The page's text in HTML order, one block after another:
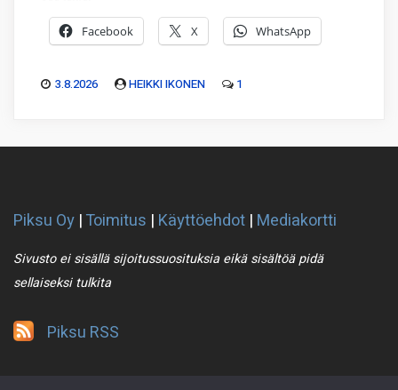
Facebook X WhatsApp
3.8.2026 HEIKKI IKONEN 1
Piksu Oy |Toimitus | Käyttöehdot | Mediakortti
Sivusto ei sisällä sijoitussuosituksia eikä sisältöä pidä
sellaiseksi tulkita
Piksu RSS